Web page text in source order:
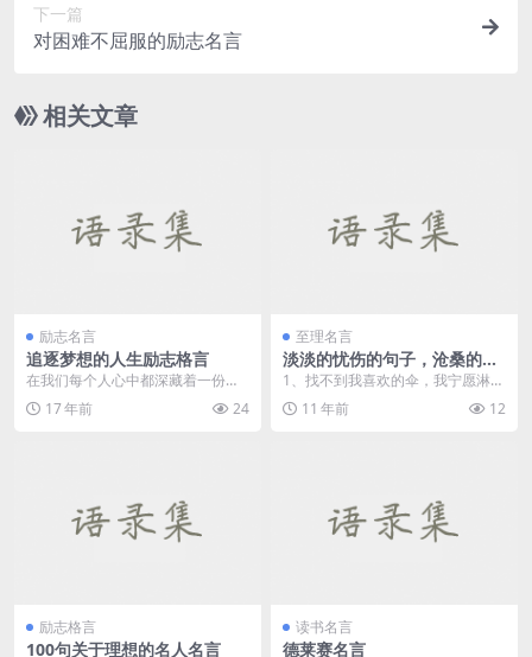
下一篇
对困难不屈服的励志名言
相关文章
励志名言
追逐梦想的人生励志格言
在我们每个人心中都深藏着一份无
声的渴望：一种创造辉煌人生的渴
望。这种渴望有时会不...
17 年前 24
至理名言
淡淡的忧伤的句子，沧桑的句
子1、找不到我喜欢的伞，我宁愿淋
湿。 2、无比华丽旳誓言只为了铺
垫那...11 年前 12
励志格言
100句关于理想的名人名言
读书名言
德莱赛名言